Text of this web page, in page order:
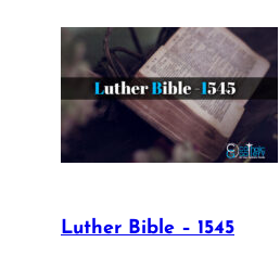
Luther Bible – 1545